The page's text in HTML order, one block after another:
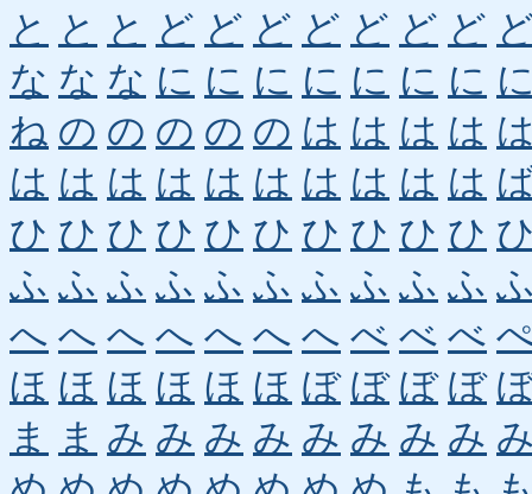
と と と ど ど ど ど ど ど ど
な な な に に に に に に に
ね の の の の の は は は は
は は は は は は は は は は
ひ ひ ひ ひ ひ ひ ひ ひ ひ ひ
ふ ふ ふ ふ ふ ふ ふ ふ ふ ふ
へ へ へ へ へ へ へ べ べ べ
ほ ほ ほ ほ ほ ほ ぼ ぼ ぼ ぼ
ま
ま み み み み み み み み